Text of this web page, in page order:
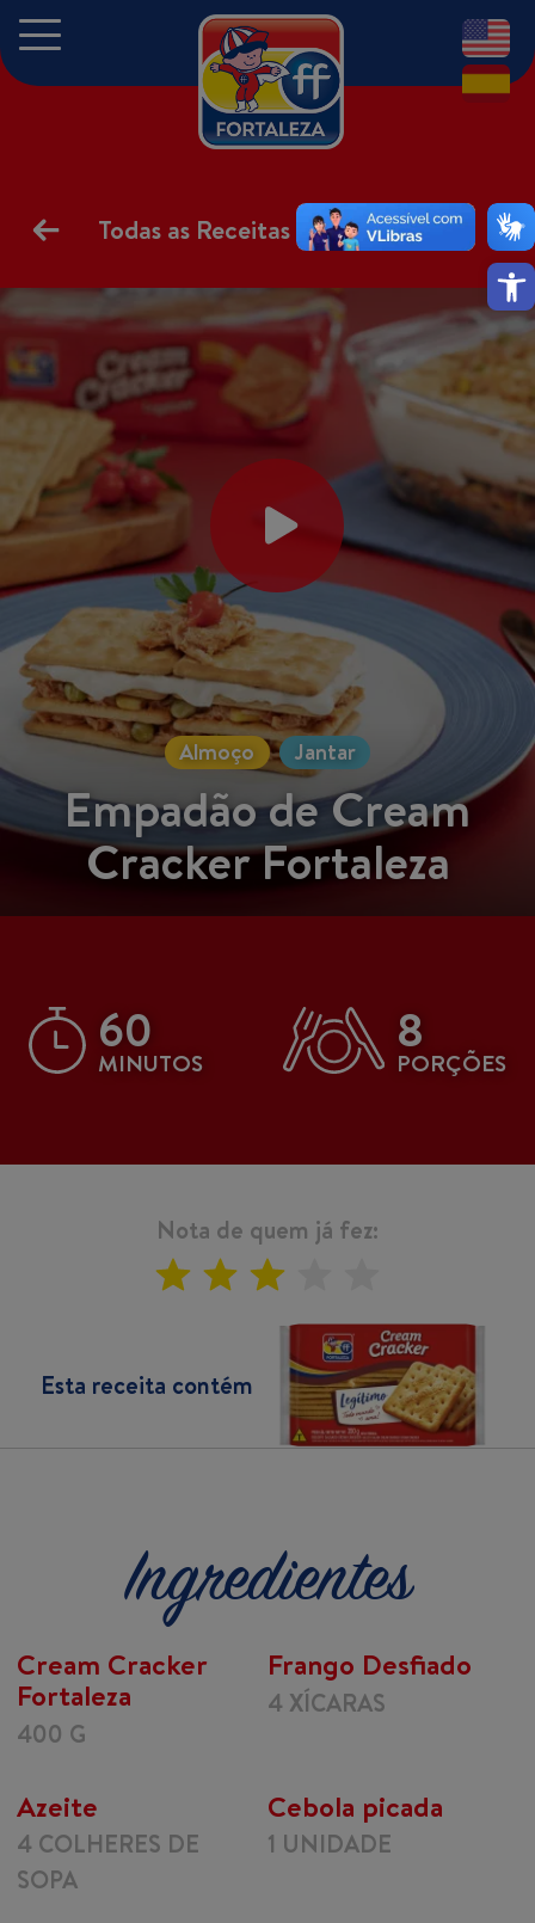
EN
Todas as Receitas
Almoço Jantar
Empadão de Cream
Cracker Fortaleza
60
MINUTOS
8
PORÇÕES
Nota de quem já fez:
Esta receita contém
Ingredientes
Cream Cracker
Fortaleza
400 G
Frango Desfiado
4 XÍCARAS
Azeite
4 COLHERES DE
SOPA
Cebola picada
1 UNIDADE